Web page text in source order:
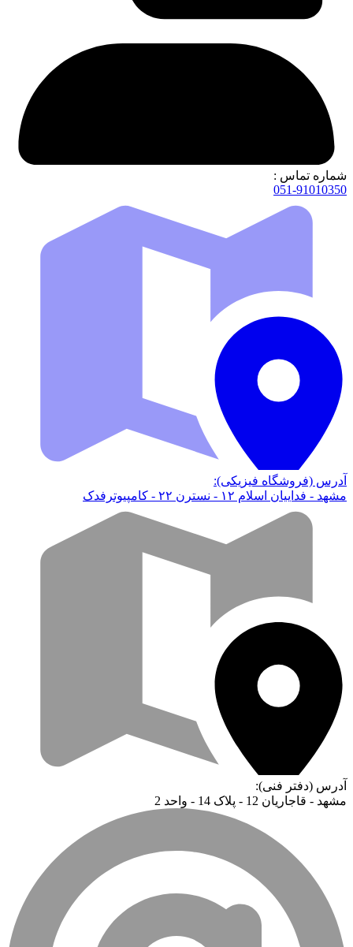
شماره تماس :
051-91010350
آدرس (فروشگاه فیزیکی):
مشهد - فداییان اسلام ۱۲ - نسترن ۲۲ - کامپیوترفدک
آدرس (دفتر فنی):
مشهد - قاجاریان 12 - پلاک 14 - واحد 2